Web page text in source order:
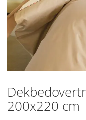
Skip
to
the
200x220 cm